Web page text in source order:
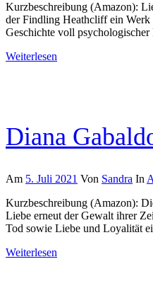
Kurzbeschreibung (Amazon):
der Findling Heathcliff ein Werk
Geschichte voll psychologischer
Weiterlesen
Diana
Am 5. Juli 2021 Von Sandra In
Kurzbeschreibung (Amazon):
Liebe erneut der Gewalt ihrer
Tod sowie Liebe und Loyalität
Weiterlesen